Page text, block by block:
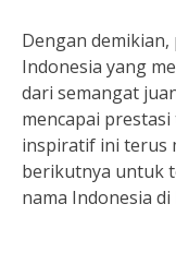
Dengan
Indonesia yang
dari semangat
mencapai
inspiratif ini terus
berikutnya untuk
nama Indonesia